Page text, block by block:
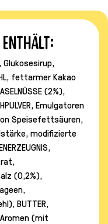
enthält:
fettarmer Kakao
(2%),
Emulgatoren
Speisefettsäuren,
modifizierte
(0,2%),
BUTTER,
(mit